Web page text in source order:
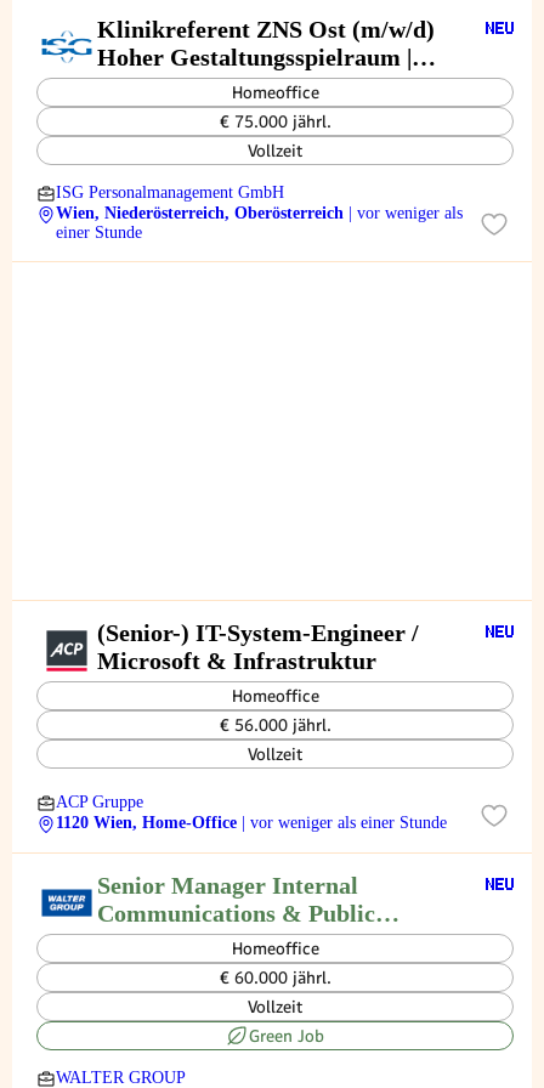
Klinikreferent ZNS Ost (m/w/d)
Hoher Gestaltungsspielraum |
Kurze Entscheidungswege
Homeoffice
€ 75.000 jährl.
Vollzeit
ISG Personalmanagement GmbH
Wien, Niederösterreich, Oberösterreich
| vor weniger als
einer Stunde
(Senior-) IT-System-Engineer /
Microsoft & Infrastruktur
Homeoffice
€ 56.000 jährl.
Vollzeit
ACP Gruppe
1120 Wien, Home-Office
| vor weniger als einer Stunde
Senior Manager Internal
Communications & Public
Relations (m/w/d)
Homeoffice
€ 60.000 jährl.
Vollzeit
Green Job
WALTER GROUP